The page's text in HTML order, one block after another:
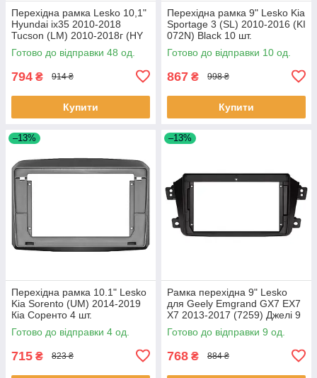
Перехідна рамка Lesko 10,1"
Hyundai ix35 2010-2018
Tucson (LM) 2010-2018г (HY
136T) Black 48 шт.
Готово до відправки 48 од.
794 ₴ 914 ₴
Купити
Перехідна рамка 9" Lesko Kia
Sportage 3 (SL) 2010-2016 (KI
072N) Black 10 шт.
Готово до відправки 10 од.
867 ₴ 998 ₴
Купити
–13%
Перехідна рамка 10.1" Lesko
Kia Sorento (UM) 2014-2019
Кіа Соренто 4 шт.
Готово до відправки 4 од.
715 ₴ 823 ₴
–13%
Рамка перехідна 9" Lesko
для Geely Emgrand GX7 EX7
X7 2013-2017 (7259) Джелі 9
шт.
Готово до відправки 9 од.
768 ₴ 884 ₴